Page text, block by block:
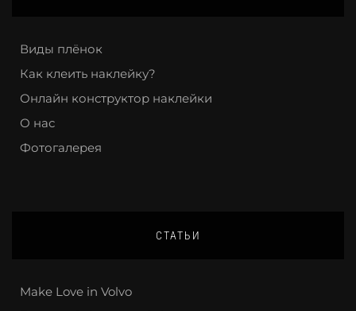
Виды плёнок
Как клеить наклейку?
Онлайн конструктор наклейки
О нас
Фотогалерея
СТАТЬИ
Make Love in Volvo